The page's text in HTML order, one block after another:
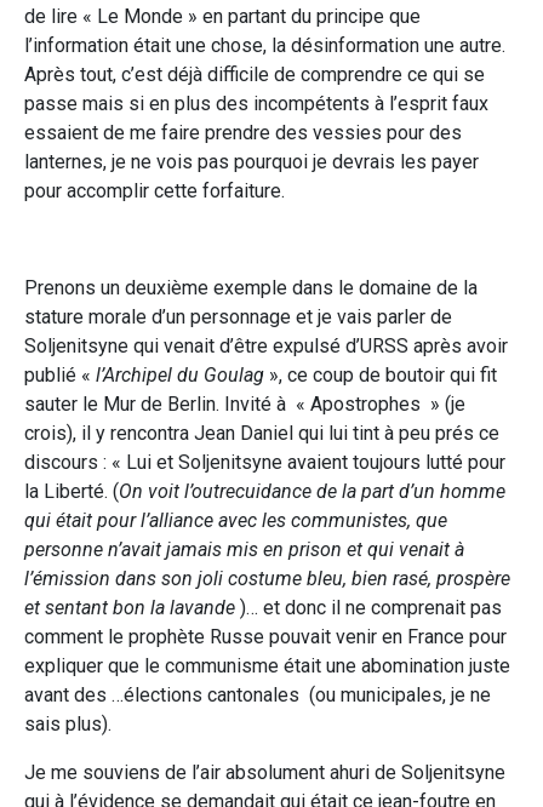
de lire « Le Monde » en partant du principe que
l’information était une chose, la désinformation une autre.
Après tout, c’est déjà difficile de comprendre ce qui se
passe mais si en plus des incompétents à l’esprit faux
essaient de me faire prendre des vessies pour des
lanternes, je ne vois pas pourquoi je devrais les payer
pour accomplir cette forfaiture.
Prenons un deuxième exemple dans le domaine de la
stature morale d’un personnage et je vais parler de
Soljenitsyne qui venait d’être expulsé d’URSS après avoir
publié « l’Archipel du Goulag », ce coup de boutoir qui fit
sauter le Mur de Berlin. Invité à « Apostrophes » (je
crois), il y rencontra Jean Daniel qui lui tint à peu prés ce
discours : « Lui et Soljenitsyne avaient toujours lutté pour
la Liberté. (On voit l’outrecuidance de la part d’un homme
qui était pour l’alliance avec les communistes, que
personne n’avait jamais mis en prison et qui venait à
l’émission dans son joli costume bleu, bien rasé, prospère
et sentant bon la lavande )… et donc il ne comprenait pas
comment le prophète Russe pouvait venir en France pour
expliquer que le communisme était une abomination juste
avant des …élections cantonales (ou municipales, je ne
sais plus).
Je me souviens de l’air absolument ahuri de Soljenitsyne
qui à l’évidence se demandait qui était ce jean-foutre en